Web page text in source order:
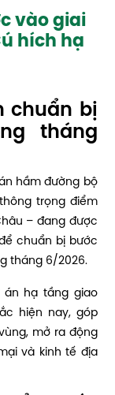
vào giai
hích hạ
chuẩn bị
tháng
hầm đường bộ
trọng điểm
– đang được
chuẩn bị bước
tháng 6/2026.
hạ tầng giao
hiện nay, góp
mở ra động
và kinh tế địa